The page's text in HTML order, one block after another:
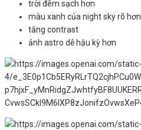
trời đêm sạch hơn
màu xanh của night sky rõ hơn
tăng contrast
ảnh astro dễ hậu kỳ hơn